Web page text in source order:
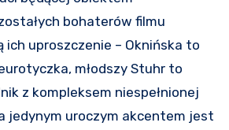
bohaterów filmu
ich uproszczenie – Oknińska to
młodszy Stuhr to
z kompleksem niespełnionej
jedynym uroczym akcentem jest